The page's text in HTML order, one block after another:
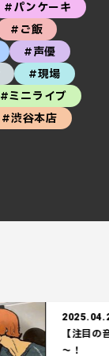
#パンケーキ
#ご飯
#声優
#現場
#ミニライブ
#渋谷本店
2025.04.24
【注目の音
～！